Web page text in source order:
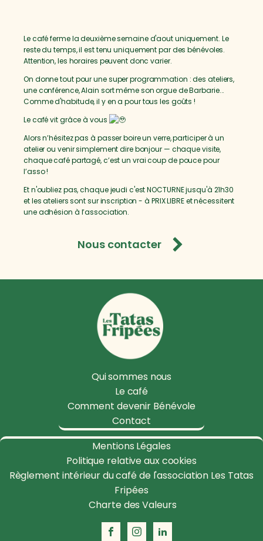
Le café ferme la deuxième semaine d'aout uniquement. Le
reste du temps, il est tenu uniquement par des bénévoles.
Attention, les horaires peuvent donc varier.
On donne tout pour une super programmation : des ateliers,
une conférence, Alain sort même son orgue de Barbarie...
Comme d'habitude, il y en a pour tous les goûts !
Le café vit grâce à vous
Alors n’hésitez pas à passer boire un verre, participer à un
atelier ou venir simplement dire bonjour — chaque visite,
chaque café partagé, c’est un vrai coup de pouce pour
l’asso !
Et n'oubliez pas, chaque jeudi c'est NOCTURNE jusqu'à 21h30
et les ateliers sont sur inscription - à PRIX LIBRE et nécessitent
une adhésion à l’association.
Nous contacter
Qui sommes nous
Le café
Comment devenir Bénévole
Contact
Mentions Légales
Politique relative aux cookies
Règlement intérieur du café de l'association Les Tatas
Fripées
Charte des Valeurs